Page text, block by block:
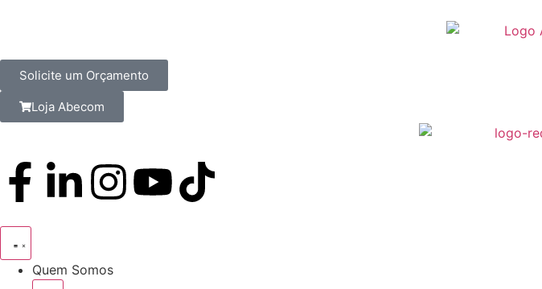
Solicite um Orçamento
Loja Abecom
Quem Somos